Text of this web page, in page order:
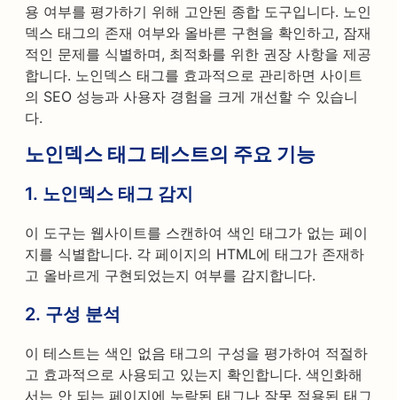
용 여부를 평가하기 위해 고안된 종합 도구입니다. 노인
덱스 태그의 존재 여부와 올바른 구현을 확인하고, 잠재
적인 문제를 식별하며, 최적화를 위한 권장 사항을 제공
합니다. 노인덱스 태그를 효과적으로 관리하면 사이트
의 SEO 성능과 사용자 경험을 크게 개선할 수 있습니
다.
노인덱스 태그 테스트의 주요 기능
1. 노인덱스 태그 감지
이 도구는 웹사이트를 스캔하여 색인 태그가 없는 페이
지를 식별합니다. 각 페이지의 HTML에 태그가 존재하
고 올바르게 구현되었는지 여부를 감지합니다.
2. 구성 분석
이 테스트는 색인 없음 태그의 구성을 평가하여 적절하
고 효과적으로 사용되고 있는지 확인합니다. 색인화해
서는 안 되는 페이지에 누락된 태그나 잘못 적용된 태그